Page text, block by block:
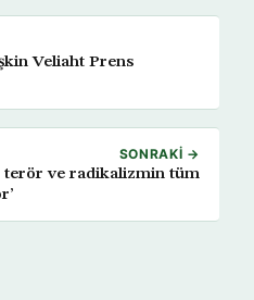
Veliaht Prens
SONRAKI →
terör ve radikalizmin tüm